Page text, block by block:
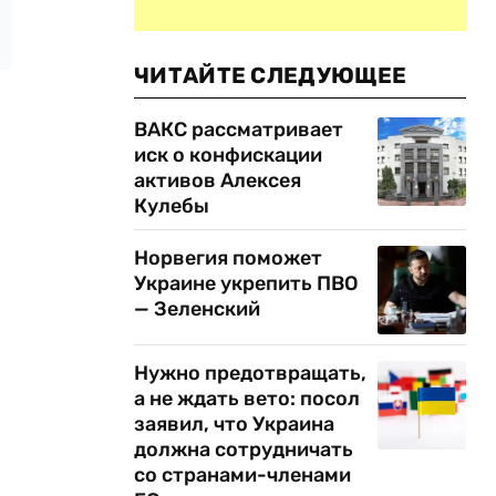
ЧИТАЙТЕ СЛЕДУЮЩЕЕ
ВАКС рассматривает
иск о конфискации
активов Алексея
Кулебы
Норвегия поможет
Украине укрепить ПВО
— Зеленский
Нужно предотвращать,
а не ждать вето: посол
заявил, что Украина
должна сотрудничать
со странами-членами